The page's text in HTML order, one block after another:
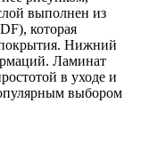
выполнен из
которая
покрытия. Нижний
Ламинат
в уходе и
выбором